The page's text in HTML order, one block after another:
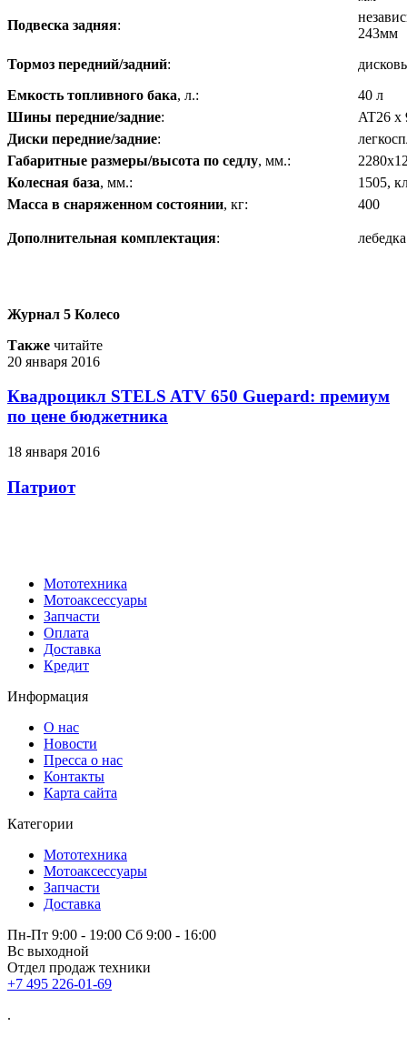
Подвеска задняя:
243мм
Тормоз передний/задний:
Емкость топливного бака, л.:
40 л
Шины передние/задние:
AT26 x
Диски передние/задние:
Габаритные размеры/высота по седлу, мм.:
Колесная база, мм.:
1505,
Масса в снаряженном состоянии, кг: 400
Дополнительная комплектация:
Журнал 5 Колесо
Также читайте
20 января 2016
Квадроцикл STELS ATV 650 Guepard: премиум
по цене бюджетника
18 января 2016
Патриот
Мототехника
Мотоаксессуары
Запчасти
Оплата
Доставка
Кредит
Информация
О нас
Новости
Пресса о нас
Контакты
Карта сайта
Категории
Мототехника
Мотоаксессуары
Запчасти
Доставка
Пн-Пт 9:00 - 19:00 Сб 9:00 - 16:00
Вс выходной
Отдел продаж техники
+7 495 226-01-69
.